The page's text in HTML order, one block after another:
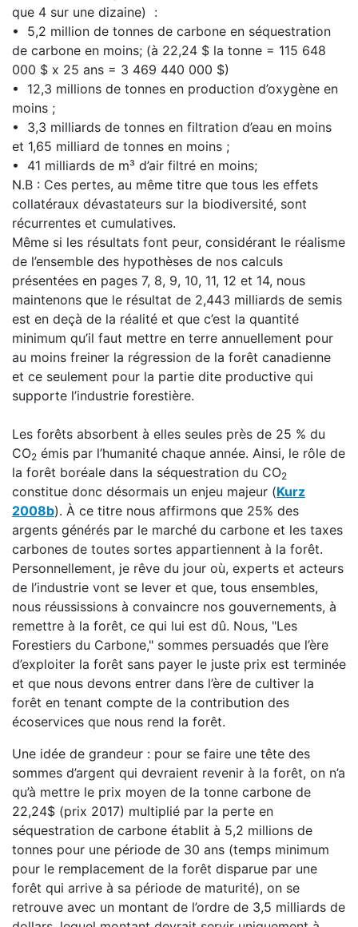
que 4 sur une dizaine) :
• 5,2 million de tonnes de carbone en séquestration
de carbone en moins; (à 22,24 $ la tonne = 115 648
000 $ x 25 ans = 3 469 440 000 $)
• 12,3 millions de tonnes en production d’oxygène en
moins ;
• 3,3 milliards de tonnes en filtration d’eau en moins
et 1,65 milliard de tonnes en moins ;
• 41 milliards de m³ d’air filtré en moins;
N.B : Ces pertes, au même titre que tous les effets
collatéraux dévastateurs sur la biodiversité, sont
récurrentes et cumulatives.
Même si les résultats font peur, considérant le réalisme
de l’ensemble des hypothèses de nos calculs
présentées en pages 7, 8, 9, 10, 11, 12 et 14, nous
maintenons que le résultat de 2,443 milliards de semis
est en deçà de la réalité et que c’est la quantité
minimum qu’il faut mettre en terre annuellement pour
au moins freiner la régression de la forêt canadienne
et ce seulement pour la partie dite productive qui
supporte l’industrie forestière.
Les forêts absorbent à elles seules près de 25 % du
CO2 émis par l’humanité chaque année. Ainsi, le rôle de
la forêt boréale dans la séquestration du CO2
constitue donc désormais un enjeu majeur (Kurz
2008b). À ce titre nous affirmons que 25% des
argents générés par le marché du carbone et les taxes
carbones de toutes sortes appartiennent à la forêt.
Personnellement, je rêve du jour où, experts et acteurs
de l’industrie vont se lever et que, tous ensembles,
nous réussissions à convaincre nos gouvernements, à
remettre à la forêt, ce qui lui est dû. Nous, "Les
Forestiers du Carbone," sommes persuadés que l’ère
d’exploiter la forêt sans payer le juste prix est terminée
et que nous devons entrer dans l’ère de cultiver la
forêt en tenant compte de la contribution des
écoservices que nous rend la forêt.
Une idée de grandeur : pour se faire une tête des
sommes d’argent qui devraient revenir à la forêt, on n’a
qu’à mettre le prix moyen de la tonne carbone de
22,24$ (prix 2017) multiplié par la perte en
séquestration de carbone établit à 5,2 millions de
tonnes pour une période de 30 ans (temps minimum
pour le remplacement de la forêt disparue par une
forêt qui arrive à sa période de maturité), on se
retrouve avec un montant de l’ordre de 3,5 milliards de